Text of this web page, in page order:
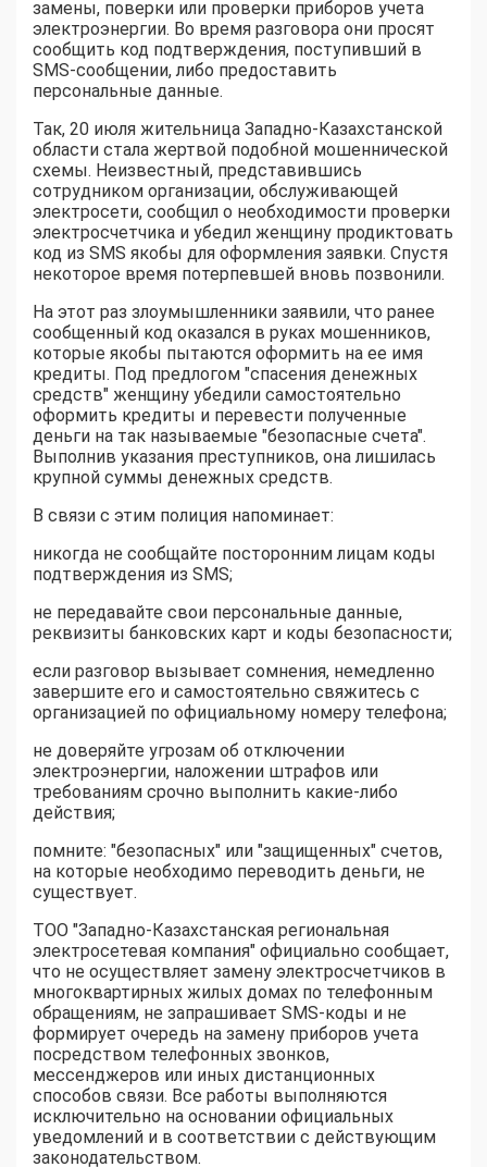
замены, поверки или проверки приборов учета
электроэнергии. Во время разговора они просят
сообщить код подтверждения, поступивший в
SMS-сообщении, либо предоставить
персональные данные.
Так, 20 июля жительница Западно-Казахстанской
области стала жертвой подобной мошеннической
схемы. Неизвестный, представившись
сотрудником организации, обслуживающей
электросети, сообщил о необходимости проверки
электросчетчика и убедил женщину продиктовать
код из SMS якобы для оформления заявки. Спустя
некоторое время потерпевшей вновь позвонили.
На этот раз злоумышленники заявили, что ранее
сообщенный код оказался в руках мошенников,
которые якобы пытаются оформить на ее имя
кредиты. Под предлогом "спасения денежных
средств" женщину убедили самостоятельно
оформить кредиты и перевести полученные
деньги на так называемые "безопасные счета".
Выполнив указания преступников, она лишилась
крупной суммы денежных средств.
В связи с этим полиция напоминает:
никогда не сообщайте посторонним лицам коды
подтверждения из SMS;
не передавайте свои персональные данные,
реквизиты банковских карт и коды безопасности;
если разговор вызывает сомнения, немедленно
завершите его и самостоятельно свяжитесь с
организацией по официальному номеру телефона;
не доверяйте угрозам об отключении
электроэнергии, наложении штрафов или
требованиям срочно выполнить какие-либо
действия;
помните: "безопасных" или "защищенных" счетов,
на которые необходимо переводить деньги, не
существует.
ТОО "Западно-Казахстанская региональная
электросетевая компания" официально сообщает,
что не осуществляет замену электросчетчиков в
многоквартирных жилых домах по телефонным
обращениям, не запрашивает SMS-коды и не
формирует очередь на замену приборов учета
посредством телефонных звонков,
мессенджеров или иных дистанционных
способов связи. Все работы выполняются
исключительно на основании официальных
уведомлений и в соответствии с действующим
законодательством.